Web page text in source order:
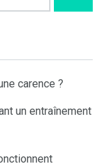
carence ?
un entraînement